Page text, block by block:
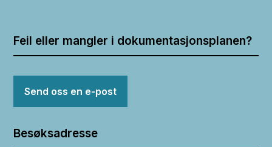
Feil eller mangler i dokumentasjonsplanen?
Send oss en e-post
Besøksadresse